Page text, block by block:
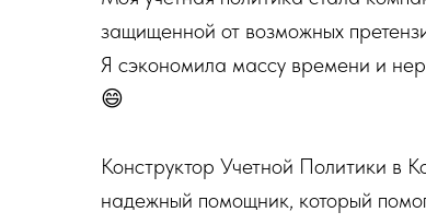
защищенной от возможных
Я сэкономила массу времени и
😄
Конструктор Учетной Политики в
надежный помощник, который